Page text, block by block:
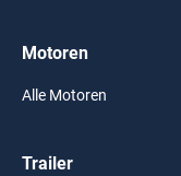
Motoren
Alle Motoren
Trailer